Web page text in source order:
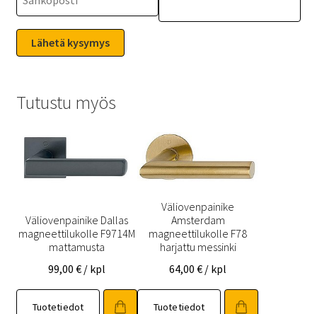
Tutustu myös
Väliovenpainike Dallas
magneettilukolle F9714M
mattamusta
99,00 € / kpl
Tuotetiedot
Väliovenpainike
Amsterdam
magneettilukolle F78
harjattu messinki
64,00€ / kpl
Tuotetiedot